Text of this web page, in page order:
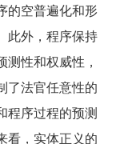
的空普遍化和形
此外，程序保持
性和权威性，
了法官任意性的
程序过程的预测
看，实体正义的